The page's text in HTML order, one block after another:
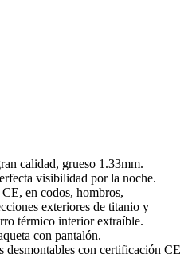
calidad, grueso 1.33mm.
visibilidad por la noche.
en codos, hombros,
exteriores de titanio y
térmico interior extraíble.
con pantalón.
desmontables con certificación CE